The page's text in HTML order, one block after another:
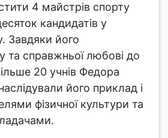
4 майстрів спорту
кандидатів у
Завдяки його
та справжньої любові до
20 учнів Федора
його приклад і
фізичної культури та